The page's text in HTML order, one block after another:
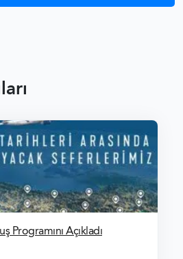
ÖZELLIKLERI
Programını Açıkladı